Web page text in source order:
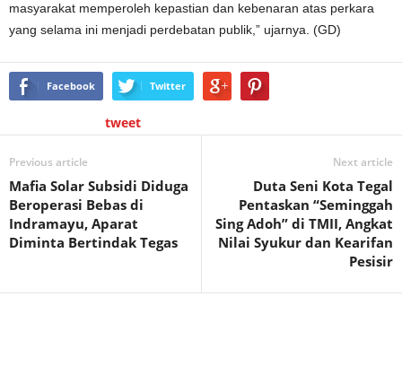
masyarakat memperoleh kepastian dan kebenaran atas perkara
yang selama ini menjadi perdebatan publik,” ujarnya. (GD)
Facebook Twitter
tweet
Previous article
Mafia Solar Subsidi Diduga
Beroperasi Bebas di
Indramayu, Aparat
Diminta Bertindak Tegas
Next article
Duta Seni Kota Tegal
Pentaskan “Seminggah
Sing Adoh” di TMII, Angkat
Nilai Syukur dan Kearifan
Pesisir